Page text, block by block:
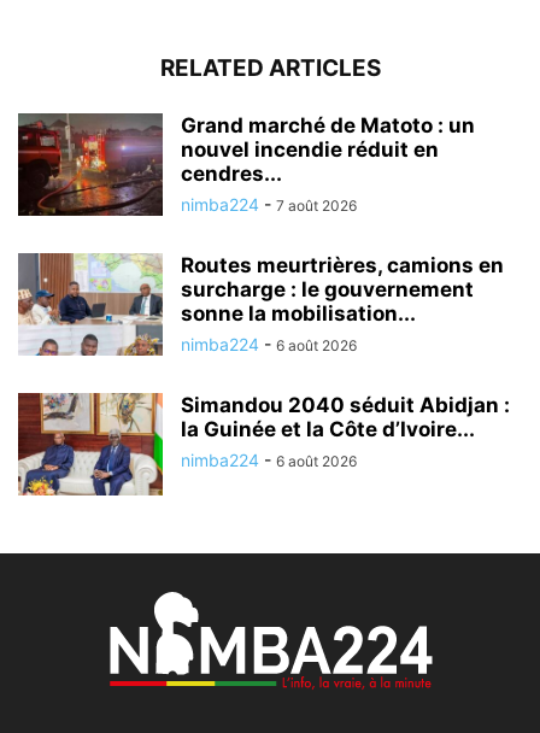
RELATED ARTICLES
Grand marché de Matoto : un
nouvel incendie réduit en
cendres...
nimba224 - 7 août 2026
Routes meurtrières, camions en
surcharge : le gouvernement
sonne la mobilisation...
nimba224 - 6 août 2026
Simandou 2040 séduit Abidjan :
la Guinée et la Côte d’Ivoire...
nimba224 - 6 août 2026